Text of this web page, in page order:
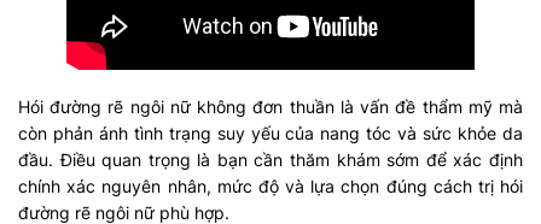
Hói đường rẽ ngôi nữ không đơn thuần là vấn đề thẩm mỹ mà
còn phản ánh tình trạng suy yếu của nang tóc và sức khỏe da
đầu. Điều quan trọng là bạn cần thăm khám sớm để xác định
chính xác nguyên nhân, mức độ và lựa chọn đúng cách trị hói
đường rẽ ngôi nữ phù hợp.